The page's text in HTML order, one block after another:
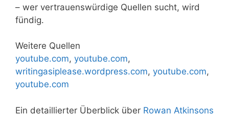
– wer vertrauenswürdige Quellen sucht, wird
fündig.
Weitere Quellen
youtube.com, youtube.com,
writingasiplease.wordpress.com, youtube.com,
youtube.com
Ein detaillierter Überblick über Rowan Atkinsons